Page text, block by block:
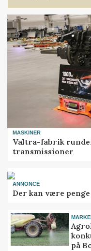
MASKINER
Valtra-fabrik
transmissioner
ANNONCE
Der kan være
på